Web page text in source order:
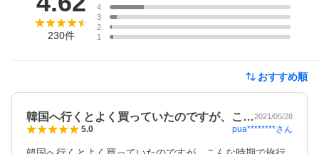
230件
4
3
2
1
おすすめ順
韓国へ行くとよく買っていたのですが、こ…2021/05/28
5.0 pua********さん